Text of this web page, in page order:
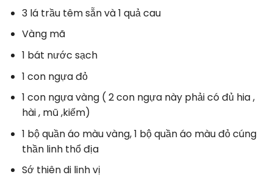
3 lá trầu têm sẵn và 1 quả cau
Vàng mã
1 bát nước sạch
1 con ngựa đỏ
1 con ngựa vàng ( 2 con ngựa này phải có đủ hia ,
hài , mũ ,kiếm)
1 bộ quần áo màu vàng, 1 bộ quần áo màu đỏ cúng
thần linh thổ địa
Sớ thiên di linh vị